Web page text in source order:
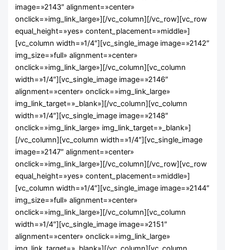
Higiene Bucodental
FP DISTANCIA
image=»2143″ alignment=»center»
onclick=»img_link_large»][/vc_column][/vc_row][vc_row
equal_height=»yes» content_placement=»middle»]
[vc_column width=»1/4″][vc_single_image image=»2142″
img_size=»full» alignment=»center»
onclick=»img_link_large»][/vc_column][vc_column
width=»1/4″][vc_single_image image=»2146″
alignment=»center» onclick=»img_link_large»
img_link_target=»_blank»][/vc_column][vc_column
width=»1/4″][vc_single_image image=»2148″
onclick=»img_link_large» img_link_target=»_blank»]
[/vc_column][vc_column width=»1/4″][vc_single_image
image=»2147″ alignment=»center»
onclick=»img_link_large»][/vc_column][/vc_row][vc_row
equal_height=»yes» content_placement=»middle»]
[vc_column width=»1/4″][vc_single_image image=»2144″
img_size=»full» alignment=»center»
onclick=»img_link_large»][/vc_column][vc_column
width=»1/4″][vc_single_image image=»2151″
alignment=»center» onclick=»img_link_large»